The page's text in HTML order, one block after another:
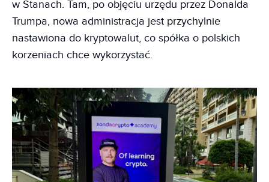
w Stanach. Tam, po objęciu urzędu przez Donalda
Trumpa, nowa administracja jest przychylnie
nastawiona do kryptowalut, co spółka o polskich
korzeniach chce wykorzystać.